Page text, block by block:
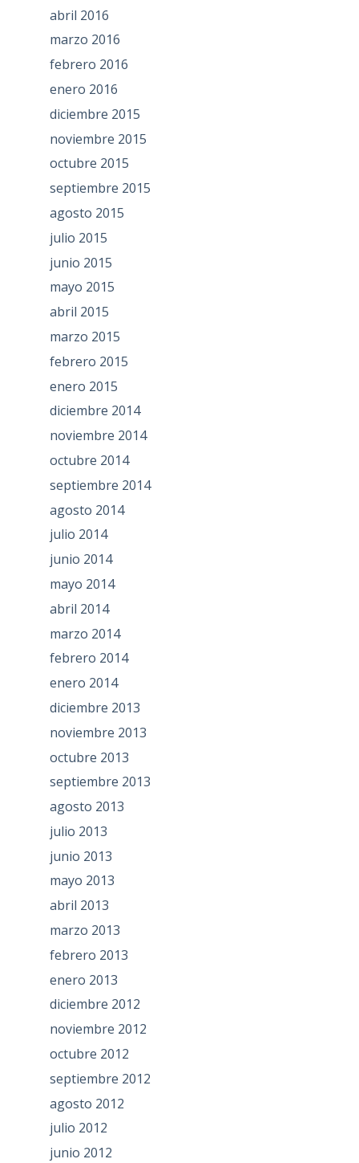
abril 2016
marzo 2016
febrero 2016
enero 2016
diciembre 2015
noviembre 2015
octubre 2015
septiembre 2015
agosto 2015
julio 2015
junio 2015
mayo 2015
abril 2015
marzo 2015
febrero 2015
enero 2015
diciembre 2014
noviembre 2014
octubre 2014
septiembre 2014
agosto 2014
julio 2014
junio 2014
mayo 2014
abril 2014
marzo 2014
febrero 2014
enero 2014
diciembre 2013
noviembre 2013
octubre 2013
septiembre 2013
agosto 2013
julio 2013
junio 2013
mayo 2013
abril 2013
marzo 2013
febrero 2013
enero 2013
diciembre 2012
noviembre 2012
octubre 2012
septiembre 2012
agosto 2012
julio 2012
junio 2012